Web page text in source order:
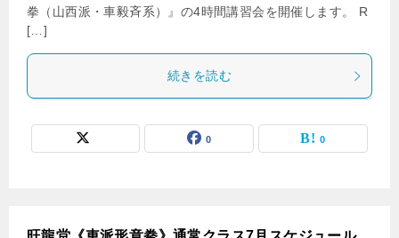
拳（山西派・車毅斉系）』の4時間講習会を開催します。 R
[…]
続きを読む
0 0